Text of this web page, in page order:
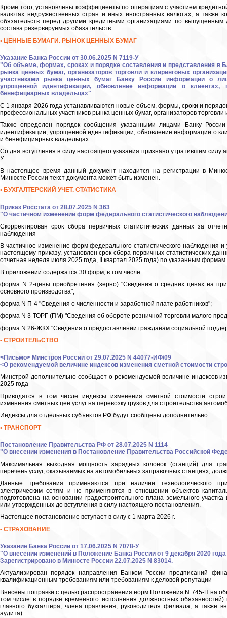
Кроме того, установлены коэффициенты по операциям с участием
валютах недружественных стран и иных иностранных валютах, а также
обязательств перед другими кредитными организациями по
состава резервируемых обязательств.
• ЦЕННЫЕ БУМАГИ. РЫНОК ЦЕННЫХ БУМАГ
Указание Банка России от 30.06.2025 N 7119-У
"Об объеме, формах, сроках и порядке составления и представления в
рынка ценных бумаг, организаторов торговли и клиринговых
участниками рынка ценных бумаг Банку России информации о
упрощенной идентификации, обновление информации о клиентах,
бенефициарных владельцах"
С 1 января 2026 года устанавливаются новые объем, формы, сроки и
профессиональных участников рынка ценных бумаг, организаторов торговли
Также определен порядок сообщения указанными лицами Банку
идентификации, упрощенной идентификации, обновление информации о
и бенефициарных владельцах.
Со дня вступления в силу настоящего указания признано утратившим силу
У.
В настоящее время данный документ находится на регистрации в
Минюсте России текст документа может быть изменен.
• БУХГАЛТЕРСКИЙ УЧЕТ. СТАТИСТИКА
Приказ Росстата от 28.07.2025 N 363
"О частичном изменении форм федерального статистического
Скорректирован срок сбора первичных статистических данных за
наблюдения
В частичное изменение форм федерального статистического наблюдения
настоящему приказу, установлен срок сбора первичных статистических
отчетная неделя июля 2025 года, II квартал 2025 года) по указанным
В приложении содержатся 30 форм, в том числе:
форма N 2-цены приобретения (зерно) "Сведения о средних ценах на
основного производства";
форма N П-4 "Сведения о численности и заработной плате работников";
форма N 3-ТОРГ (ПМ) "Сведения об обороте розничной торговли малого
форма N 26-ЖКХ "Сведения о предоставлении гражданам социальной
• СТРОИТЕЛЬСТВО
<Письмо> Минстроя России от 29.07.2025 N 44077-ИФ/09
<О рекомендуемой величине индексов изменения сметной стоимости
Минстрой дополнительно сообщает о рекомендуемой величине индексов
2025 года
Приводятся в том числе индексы изменения сметной стоимости
изменения сметных цен услуг на перевозку грузов для строительства
Индексы для отдельных субъектов РФ будут сообщены дополнительно.
• ТРАНСПОРТ
Постановление Правительства РФ от 28.07.2025 N 1114
"О внесении изменения в Постановление Правительства Российской
Максимальная выходная мощность зарядных колонок (станций) для
перечень услуг, оказываемых на автомобильных заправочных станциях,
Данные требования применяются при наличии технологического
электрическим сетям и не применяются в отношении объектов
подготовлена на основании градостроительного плана земельного
или утвержденных до вступления в силу настоящего постановления.
Настоящее постановление вступает в силу с 1 марта 2026 г.
• СТРАХОВАНИЕ
Указание Банка России от 17.06.2025 N 7078-У
"О внесении изменений в Положение Банка России от 9 декабря 2020
Зарегистрировано в Минюсте России 22.07.2025 N 83014.
Актуализирован порядок направления Банком России предписаний
квалификационным требованиям или требованиям к деловой репутации
Внесены поправки с целью распространения норм Положения N 745-П на
том числе в порядке временного исполнения должностных
главного бухгалтера, члена правления, руководителя филиала, а также
аудита).